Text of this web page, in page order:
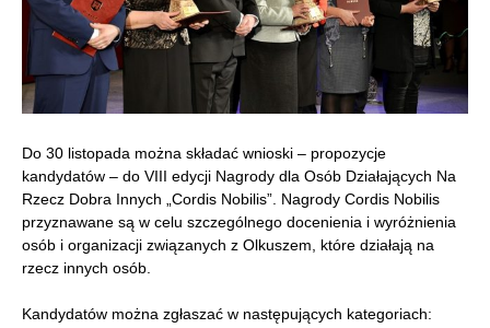
Do 30 listopada można składać wnioski – propozycje
kandydatów – do VIII edycji Nagrody dla Osób Działających Na
Rzecz Dobra Innych „Cordis Nobilis”. Nagrody Cordis Nobilis
przyznawane są w celu szczególnego docenienia i wyróżnienia
osób i organizacji związanych z Olkuszem, które działają na
rzecz innych osób.
Kandydatów można zgłaszać w następujących kategoriach: